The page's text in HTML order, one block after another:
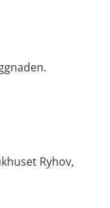
Ryhov,